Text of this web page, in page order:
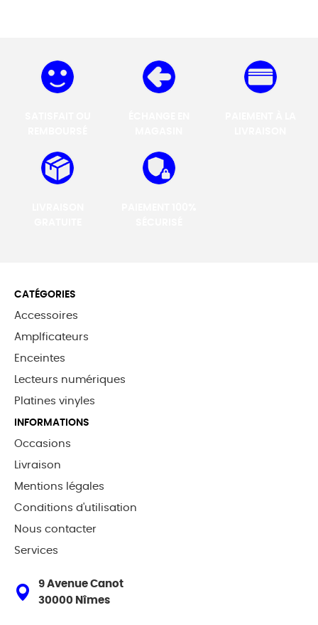
CATÉGORIES
Accessoires
Amplficateurs
Enceintes
Lecteurs numériques
Platines vinyles
INFORMATIONS
Occasions
Livraison
Mentions légales
Conditions d'utilisation
Nous contacter
Services
9 Avenue Canot
30000 Nîmes